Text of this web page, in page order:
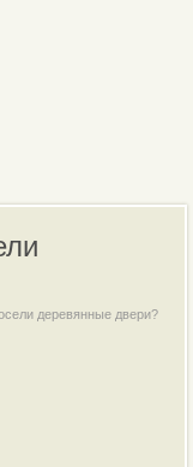
деревянные двери?